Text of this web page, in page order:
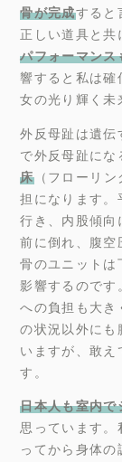
骨が完成すると
正しい道具と共
パフォーマンス
響すると私は確
女の光り輝く未
外反母趾は遺伝
で外反母趾にな
床（フローリ
担になります。
行き、内股傾向
前に倒れ、腹空
骨のユニットは
影響するのです
への負担も大き
の状況以外にも
いますが、敢え
す。
日本人も室内で
思っています。
ってから身体